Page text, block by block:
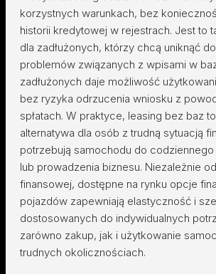
korzystnych warunkach, bez
historii kredytowej w rejestrach. Jest to
dla zadłużonych, którzy chcą uniknąć
problemów związanych z wpisami w
zadłużonych daje możliwość
bez ryzyka odrzucenia wniosku z
spłatach. W praktyce, leasing bez baz
alternatywa dla osób z trudną sytuacją
potrzebują samochodu do
lub prowadzenia biznesu. Niezależnie
finansowej, dostępne na rynku opcje
pojazdów zapewniają elastyczność i
dostosowanych do indywidualnych
zarówno zakup, jak i użytkowanie
trudnych okolicznościach.